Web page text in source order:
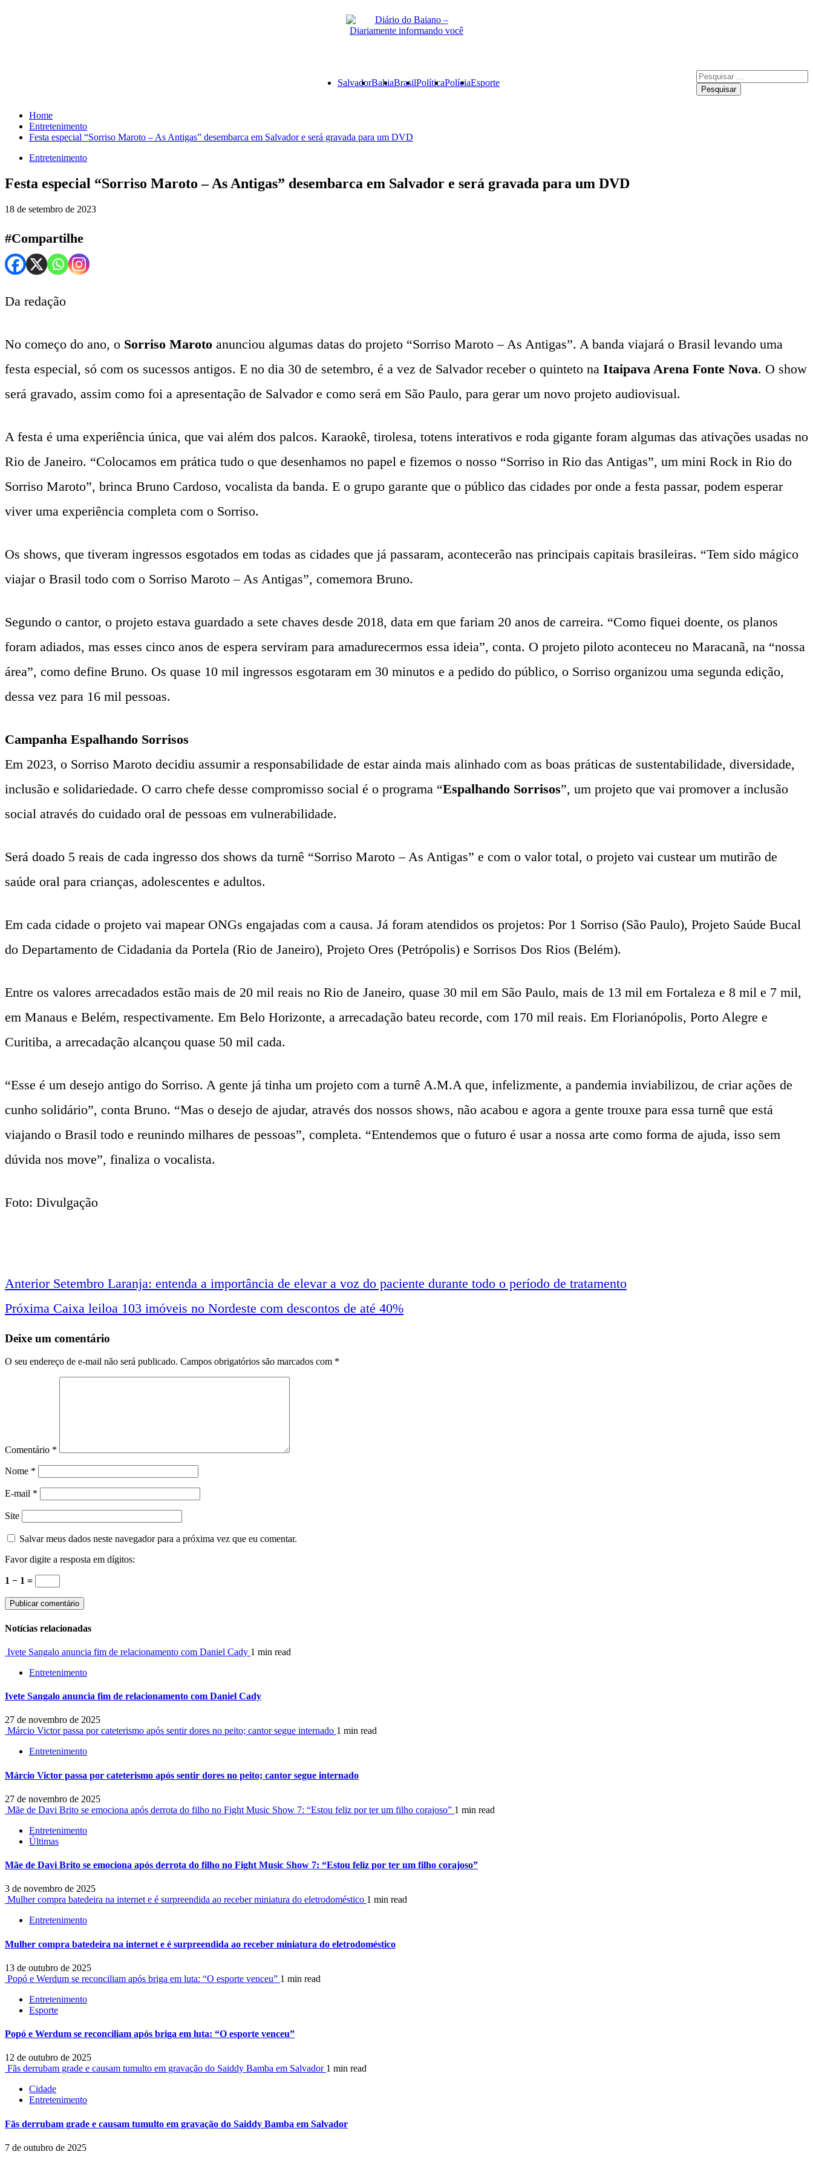
PrimarySalvadorBahiaBrasilPolíticaPolíciaEsporte
Pesquisar
por:
Home
Entretenimento
Festa especial “Sorriso Maroto – As Antigas” desembarca em Salvador e será gravada para um DVD
Entretenimento
Festa especial “Sorriso Maroto – As Antigas” desembarca em Salvador e será gravada para um DVD
18 de setembro de 2023
#Compartilhe
Da redação
No começo do ano, o Sorriso Maroto anunciou algumas datas do projeto “Sorriso Maroto – As Antigas”. A banda viajará o Brasil levando uma
festa especial, só com os sucessos antigos. E no dia 30 de setembro, é a vez de Salvador receber o quinteto na Itaipava Arena Fonte Nova. O show
será gravado, assim como foi a apresentação de Salvador e como será em São Paulo, para gerar um novo projeto audiovisual.
A festa é uma experiência única, que vai além dos palcos. Karaokê, tirolesa, totens interativos e roda gigante foram algumas das ativações usadas no
Rio de Janeiro. “Colocamos em prática tudo o que desenhamos no papel e fizemos o nosso “Sorriso in Rio das Antigas”, um mini Rock in Rio do
Sorriso Maroto”, brinca Bruno Cardoso, vocalista da banda. E o grupo garante que o público das cidades por onde a festa passar, podem esperar
viver uma experiência completa com o Sorriso.
Os shows, que tiveram ingressos esgotados em todas as cidades que já passaram, acontecerão nas principais capitais brasileiras. “Tem sido mágico
viajar o Brasil todo com o Sorriso Maroto – As Antigas”, comemora Bruno.
Segundo o cantor, o projeto estava guardado a sete chaves desde 2018, data em que fariam 20 anos de carreira. “Como fiquei doente, os planos
foram adiados, mas esses cinco anos de espera serviram para amadurecermos essa ideia”, conta. O projeto piloto aconteceu no Maracanã, na “nossa
área”, como define Bruno. Os quase 10 mil ingressos esgotaram em 30 minutos e a pedido do público, o Sorriso organizou uma segunda edição,
dessa vez para 16 mil pessoas.
Campanha Espalhando Sorrisos
Em 2023, o Sorriso Maroto decidiu assumir a responsabilidade de estar ainda mais alinhado com as boas práticas de sustentabilidade, diversidade,
inclusão e solidariedade. O carro chefe desse compromisso social é o programa “Espalhando Sorrisos”, um projeto que vai promover a inclusão
social através do cuidado oral de pessoas em vulnerabilidade.
Será doado 5 reais de cada ingresso dos shows da turnê “Sorriso Maroto – As Antigas” e com o valor total, o projeto vai custear um mutirão de
saúde oral para crianças, adolescentes e adultos.
Em cada cidade o projeto vai mapear ONGs engajadas com a causa. Já foram atendidos os projetos: Por 1 Sorriso (São Paulo), Projeto Saúde Bucal
do Departamento de Cidadania da Portela (Rio de Janeiro), Projeto Ores (Petrópolis) e Sorrisos Dos Rios (Belém).
Entre os valores arrecadados estão mais de 20 mil reais no Rio de Janeiro, quase 30 mil em São Paulo, mais de 13 mil em Fortaleza e 8 mil e 7 mil,
em Manaus e Belém, respectivamente. Em Belo Horizonte, a arrecadação bateu recorde, com 170 mil reais. Em Florianópolis, Porto Alegre e
Curitiba, a arrecadação alcançou quase 50 mil cada.
“Esse é um desejo antigo do Sorriso. A gente já tinha um projeto com a turnê A.M.A que, infelizmente, a pandemia inviabilizou, de criar ações de
cunho solidário”, conta Bruno. “Mas o desejo de ajudar, através dos nossos shows, não acabou e agora a gente trouxe para essa turnê que está
viajando o Brasil todo e reunindo milhares de pessoas”, completa. “Entendemos que o futuro é usar a nossa arte como forma de ajuda, isso sem
dúvida nos move”, finaliza o vocalista.
Foto: Divulgação
Navegação
notícias
AnteriorSetembro Laranja: entenda a importância de elevar a voz do paciente durante todo o período de tratamento
Próxima Caixa leiloa 103 imóveis no Nordeste com descontos de até 40%
Deixe um comentário
O seu endereço de e-mail não será publicado. Campos obrigatórios são marcados com *
Comentário *
Nome *
E-mail *
Site
Salvar meus dados neste navegador para a próxima vez que eu comentar.
Favor digite a resposta em dígitos:
1 − 1 =
Notícias relacionadas
Ivete Sangalo anuncia fim de relacionamento com Daniel Cady 1 min read
Entretenimento
Ivete Sangalo anuncia fim de relacionamento com Daniel Cady
27 de novembro de 2025
Márcio Victor passa por cateterismo após sentir dores no peito; cantor segue internado 1 min read
Entretenimento
Márcio Victor passa por cateterismo após sentir dores no peito; cantor segue internado
27 de novembro de 2025
Mãe de Davi Brito se emociona após derrota do filho no Fight Music Show 7: “Estou feliz por ter um filho corajoso” 1 min read
Entretenimento
Últimas
Mãe de Davi Brito se emociona após derrota do filho no Fight Music Show 7: “Estou feliz por ter um filho corajoso”
3 de novembro de 2025
Mulher compra batedeira na internet e é surpreendida ao receber miniatura do eletrodoméstico 1 min read
Entretenimento
Mulher compra batedeira na internet e é surpreendida ao receber miniatura do eletrodoméstico
13 de outubro de 2025
Popó e Werdum se reconciliam após briga em luta: “O esporte venceu” 1 min read
Entretenimento
Esporte
Popó e Werdum se reconciliam após briga em luta: “O esporte venceu”
12 de outubro de 2025
Fãs derrubam grade e causam tumulto em gravação do Saiddy Bamba em Salvador 1 min read
Cidade
Entretenimento
Fãs derrubam grade e causam tumulto em gravação do Saiddy Bamba em Salvador
7 de outubro de 2025